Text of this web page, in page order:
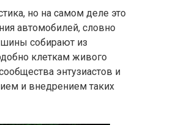
но на самом деле это
автомобилей, словно
собирают из
клеткам живого
энтузиастов и
и внедрением таких